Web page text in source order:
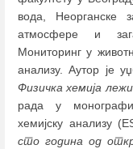
вода, Неорганске
атмосфере и
Мониторинг у
анализу. Аутор је
Физичка хемија
рада у
хемијску анализу
сто година од